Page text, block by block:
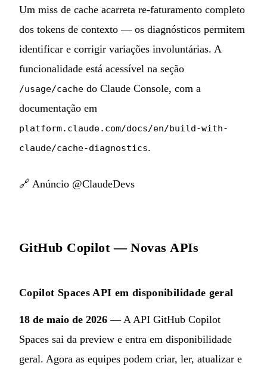
Um miss de cache acarreta re-faturamento completo
dos tokens de contexto — os diagnósticos permitem
identificar e corrigir variações involuntárias. A
funcionalidade está acessível na seção
/usage/cache do Claude Console, com a
documentação em
platform.claude.com/docs/en/build-with-
claude/cache-diagnostics.
🔗 Anúncio @ClaudeDevs
GitHub Copilot — Novas APIs
Copilot Spaces API em disponibilidade geral
18 de maio de 2026 — A API GitHub Copilot
Spaces sai da preview e entra em disponibilidade
geral. Agora as equipes podem criar, ler, atualizar e